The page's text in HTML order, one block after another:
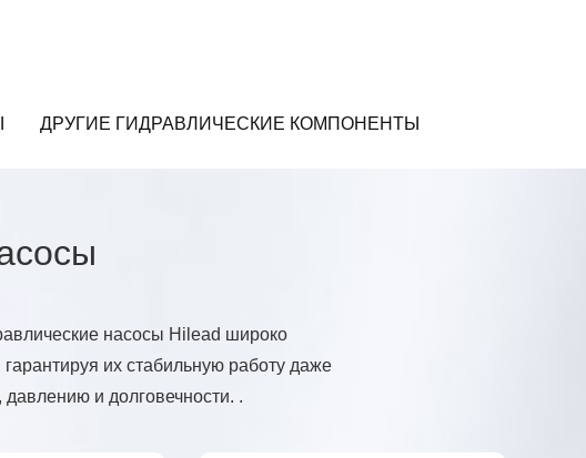
ДРУГИЕ ГИДРАВЛИЧЕСКИЕ КОМПОНЕНТЫ
насосы Hilead широко
их стабильную работу даже
и долговечности. .